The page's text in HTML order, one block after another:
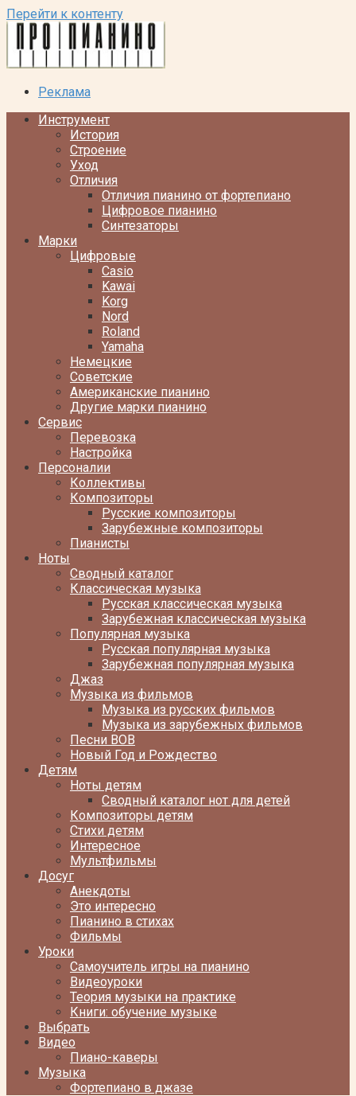
Перейти к контенту
Реклама
Инструмент
История
Строение
Уход
Отличия
Отличия пианино от фортепиано
Цифровое пианино
Синтезаторы
Марки
Цифровые
Casio
Kawai
Korg
Nord
Roland
Yamaha
Немецкие
Советские
Американские пианино
Другие марки пианино
Сервис
Перевозка
Настройка
Персоналии
Коллективы
Композиторы
Русские композиторы
Зарубежные композиторы
Пианисты
Ноты
Сводный каталог
Классическая музыка
Русская классическая музыка
Зарубежная классическая музыка
Популярная музыка
Русская популярная музыка
Зарубежная популярная музыка
Джаз
Музыка из фильмов
Музыка из русских фильмов
Музыка из зарубежных фильмов
Песни ВОВ
Новый Год и Рождество
Детям
Ноты детям
Сводный каталог нот для детей
Композиторы детям
Стихи детям
Интересное
Мультфильмы
Досуг
Анекдоты
Это интересно
Пианино в стихах
Фильмы
Уроки
Самоучитель игры на пианино
Видеоуроки
Теория музыки на практике
Книги: обучение музыке
Выбрать
Видео
Пиано-каверы
Музыка
Фортепиано в джазе